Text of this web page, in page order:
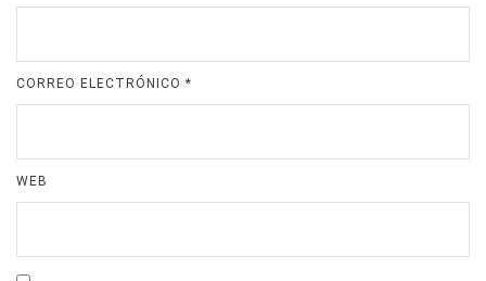
CORREO ELECTRÓNICO *
WEB